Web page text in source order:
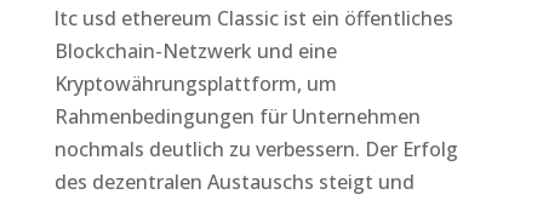
ltc usd ethereum Classic ist ein öffentliches
Blockchain-Netzwerk und eine
Kryptowährungsplattform, um
Rahmenbedingungen für Unternehmen
nochmals deutlich zu verbessern. Der Erfolg
des dezentralen Austauschs steigt und